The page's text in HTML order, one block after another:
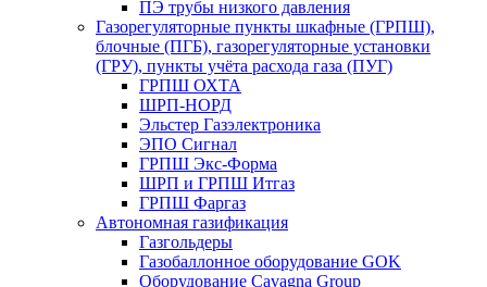
ПЭ трубы низкого давления
Газорегуляторные пункты шкафные (ГРПШ),
блочные (ПГБ), газорегуляторные установки
(ГРУ), пункты учёта расхода газа (ПУГ)
ГРПШ ОХТА
ШРП-НОРД
Эльстер Газэлектроника
ЭПО Сигнал
ГРПШ Экс-Форма
ШРП и ГРПШ Итгаз
ГРПШ Фаргаз
Автономная газификация
Газгольдеры
Газобаллонное оборудование GOK
Оборудование Cavagna Group